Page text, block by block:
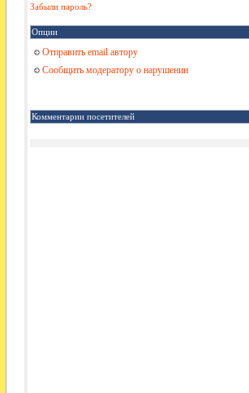
Забыли пароль?
Опции
Отправить email автору
Сообщить модератору о нарушении
Комментарии посетителей